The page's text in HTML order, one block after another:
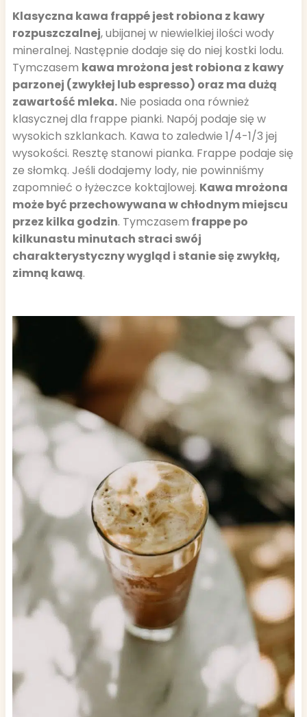
Klasyczna kawa frappé jest robiona z kawy
rozpuszczalnej, ubijanej w niewielkiej ilości wody
mineralnej. Następnie dodaje się do niej kostki lodu.
Tymczasem kawa mrożona jest robiona z kawy
parzonej (zwykłej lub espresso) oraz ma dużą
zawartość mleka. Nie posiada ona również
klasycznej dla frappe pianki. Napój podaje się w
wysokich szklankach. Kawa to zaledwie 1/4-1/3 jej
wysokości. Resztę stanowi pianka. Frappe podaje się
ze słomką. Jeśli dodajemy lody, nie powinniśmy
zapomnieć o łyżeczce koktajlowej. Kawa mrożona
może być przechowywana w chłodnym miejscu
przez kilka godzin. Tymczasem frappe po
kilkunastu minutach straci swój
charakterystyczny wygląd i stanie się zwykłą,
zimną kawą.